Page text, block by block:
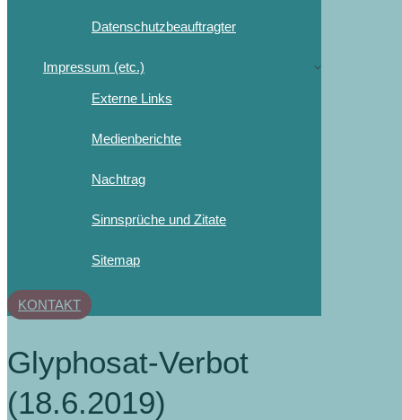
Datenschutzbeauftragter
Impressum (etc.)
Externe Links
Medienberichte
Nachtrag
Sinnsprüche und Zitate
Sitemap
KONTAKT
Glyphosat-Verbot
(18.6.2019)